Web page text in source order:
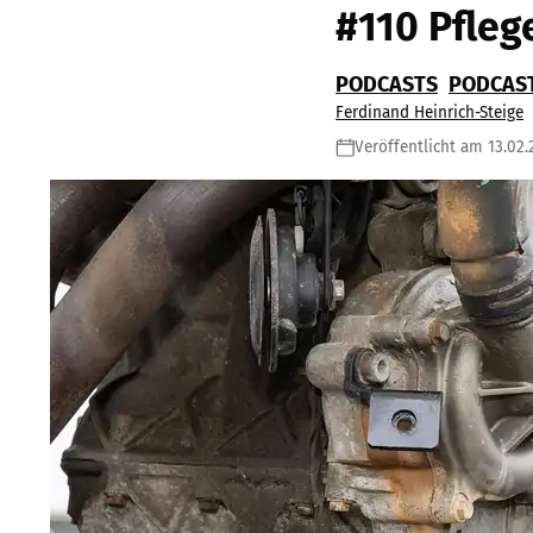
#110
PODCASTS
Ferdinand Heinrich-Steige
Veröffentlicht am